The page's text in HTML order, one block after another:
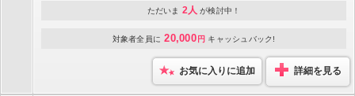
ただいま 2人 が検討中！
対象者全員に 20,000 円 キャッシュバック!
お気に入りに追加 詳細を見る